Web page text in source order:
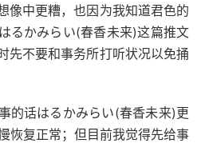
像中更糟，也因为我知道君色的
るかみらい(春香未来)这篇推文
先不要和事务所打听状况以免捅
的话はるかみらい(春香未来)更
恢复正常；但目前我觉得先给事